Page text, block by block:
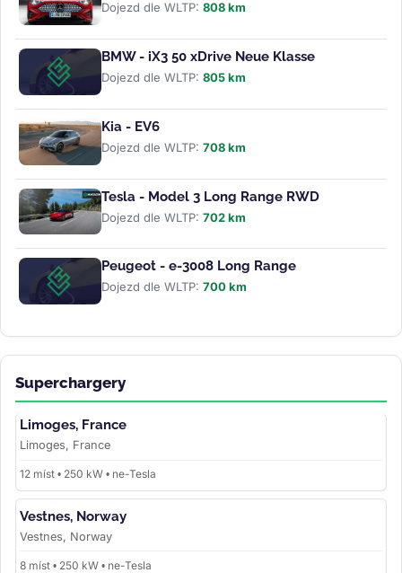
Dojezd dle WLTP: 808 km
BMW - iX3 50 xDrive Neue Klasse
Dojezd dle WLTP: 805 km
Kia - EV6
Dojezd dle WLTP: 708 km
Tesla - Model 3 Long Range RWD
Dojezd dle WLTP: 702 km
Peugeot - e-3008 Long Range
Dojezd dle WLTP: 700 km
Superchargery
Limoges, France
Limoges, France
12 míst • 250 kW • ne-Tesla
Vestnes, Norway
Vestnes, Norway
8 míst • 250 kW • ne-Tesla